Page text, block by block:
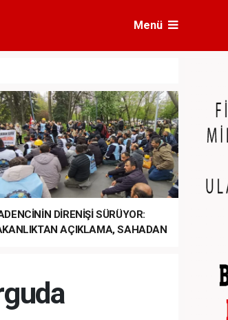
Menü
DİRENİŞİ SÜRÜYOR:
AÇIKLAMA, SAHADAN